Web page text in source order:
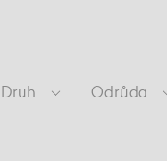
Druh Odrůda